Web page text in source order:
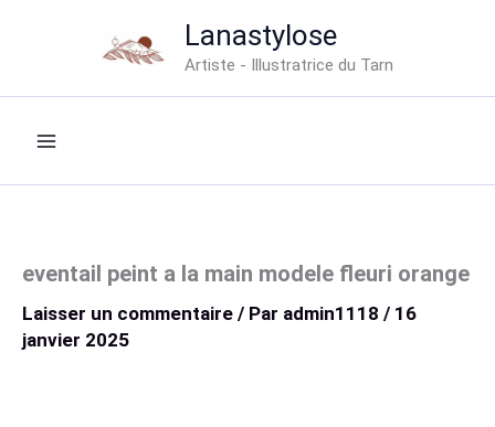
Lanastylose
Artiste - Illustratrice du Tarn
eventail peint a la main modele fleuri orange
Laisser un commentaire / Par admin1118 / 16
janvier 2025